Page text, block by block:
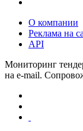
О компании
Реклама на
API
Мониторинг
на e-mail.